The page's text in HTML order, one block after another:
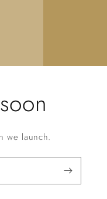
we launch.